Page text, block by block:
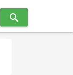
search